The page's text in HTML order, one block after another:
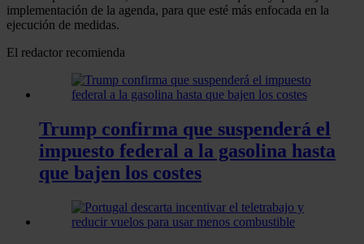
implementación de la agenda, para que esté más enfocada en la
ejecución de medidas.
El redactor recomienda
Trump confirma que suspenderá el
impuesto federal a la gasolina hasta
que bajen los costes